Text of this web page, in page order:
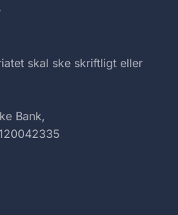
skal ske skriftligt eller
Bank,